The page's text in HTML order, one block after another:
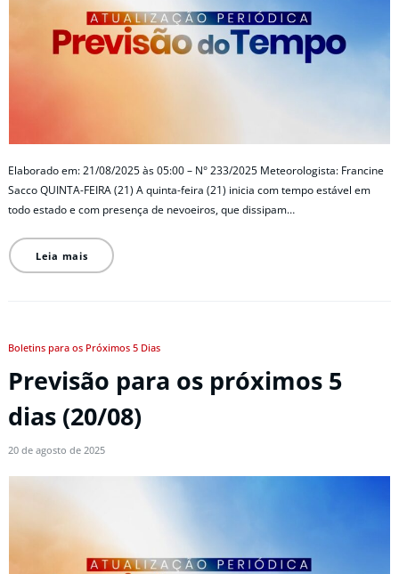
Elaborado em: 21/08/2025 às 05:00 – N° 233/2025 Meteorologista: Francine
Sacco QUINTA-FEIRA (21) A quinta-feira (21) inicia com tempo estável em
todo estado e com presença de nevoeiros, que dissipam…
Leia mais
Boletins para os Próximos 5 Dias
Previsão para os próximos 5
dias (20/08)
20 de agosto de 2025